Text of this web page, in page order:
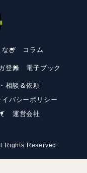
なび コラム
登録 電子ブック
相談＆依頼
イバシーポリシー
運営会社
Rights Reserved.